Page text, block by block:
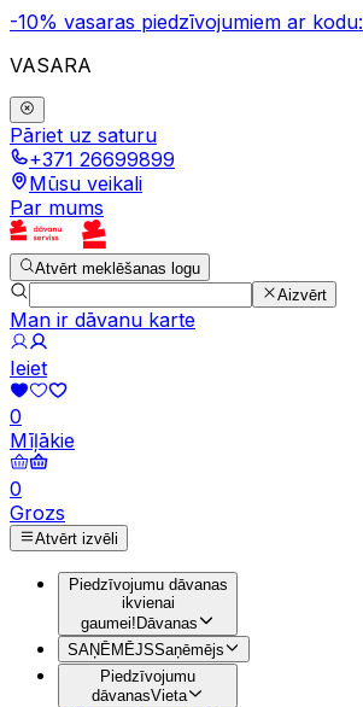
-10% vasaras piedzīvojumiem ar kodu:
VASARA
Pāriet uz saturu
+371 26699899
Mūsu veikali
Par mums
Atvērt meklēšanas logu
Aizvērt
Man ir dāvanu karte
Ieiet
0
Mīļākie
0
Grozs
Atvērt izvēli
Piedzīvojumu dāvanas
ikvienai
gaumei!Dāvanas
SAŅĒMĒJSSaņēmējs
Piedzīvojumu
dāvanasVieta